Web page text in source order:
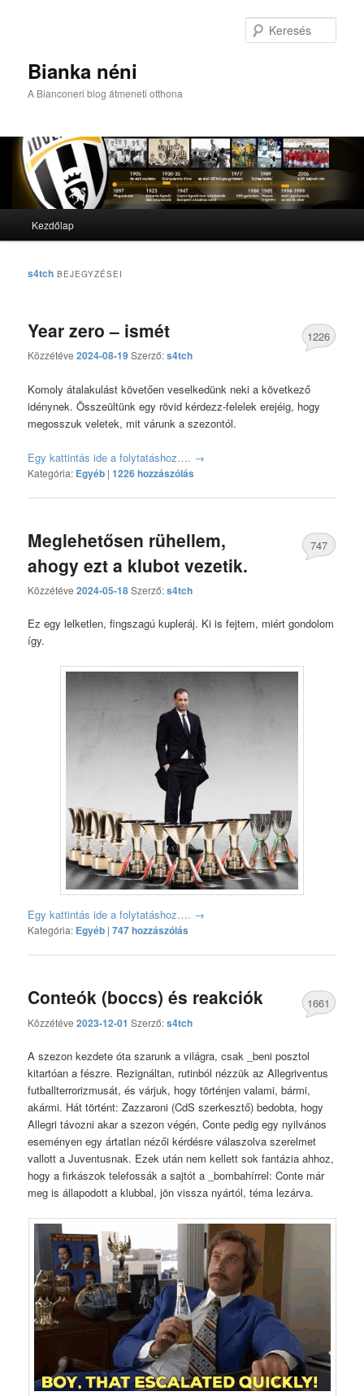
Bianka néni
A Bianconeri blog átmeneti otthona
Tovább az elsődleges tartalomra
Tovább a másodlagos tartalomra
Kezdőlap
s4tch BEJEGYZÉSEI
Year zero – ismét
Közzétéve2024-08-19Szerző:s4tch
1226
Komoly átalakulást követően veselkedünk neki a következő
idénynek. Összeültünk egy rövid kérdezz-felelek erejéig, hogy
megosszuk veletek, mit várunk a szezontól.
Egy kattintás ide a folytatáshoz…. →
Kategória: Egyéb |1226 hozzászólás
Meglehetősen rühellem,
ahogy ezt a klubot vezetik.
Közzétéve2024-05-18Szerző:s4tch
747
Ez egy lelketlen, fingszagú kupleráj. Ki is fejtem, miért gondolom
így.
Egy kattintás ide a folytatáshoz…. →
Kategória: Egyéb |747 hozzászólás
Conteók (boccs) és reakciók
Közzétéve2023-12-01 Szerző:s4tch
1661
A szezon kezdete óta szarunk a világra, csak _beni posztol
kitartóan a fészre. Rezignáltan, rutinból nézzük az Allegriventus
futballterrorizmusát, és várjuk, hogy történjen valami, bármi,
akármi. Hát történt: Zazzaroni (CdS szerkesztő) bedobta, hogy
Allegri távozni akar a szezon végén, Conte pedig egy nyilvános
eseményen egy ártatlan nézői kérdésre válaszolva szerelmet
vallott a Juventusnak. Ezek után nem kellett sok fantázia ahhoz,
hogy a firkászok telefossák a sajtót a _bombahírrel: Conte már
meg is állapodott a klubbal, jön vissza nyártól, téma lezárva.